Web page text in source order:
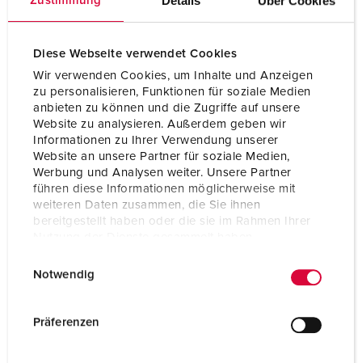
Diese Webseite verwendet Cookies
Wir verwenden Cookies, um Inhalte und Anzeigen
zu personalisieren, Funktionen für soziale Medien
anbieten zu können und die Zugriffe auf unsere
Website zu analysieren. Außerdem geben wir
Informationen zu Ihrer Verwendung unserer
Website an unsere Partner für soziale Medien,
Werbung und Analysen weiter. Unsere Partner
führen diese Informationen möglicherweise mit
weiteren Daten zusammen, die Sie ihnen
bereitgestellt haben oder die sie im Rahmen Ihrer
Notwendig
Präferenzen
Beschermingsgraad IP44
Kinderbeveiliging Nee
Gewicht 300 g
Certificeringen
EAC
CQC